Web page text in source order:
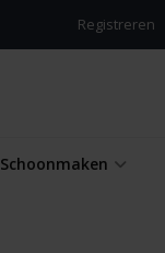
Registreren